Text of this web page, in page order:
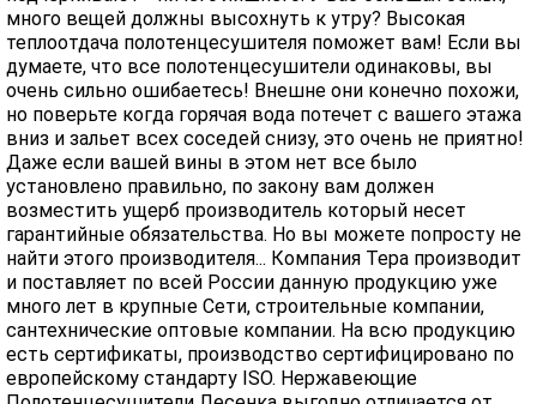
много вещей должны высохнуть к утру? Высокая
теплоотдача полотенцесушителя поможет вам! Если вы
думаете, что все полотенцесушители одинаковы, вы
очень сильно ошибаетесь! Внешне они конечно похожи,
но поверьте когда горячая вода потечет с вашего этажа
вниз и зальет всех соседей снизу, это очень не приятно!
Даже если вашей вины в этом нет все было
установлено правильно, по закону вам должен
возместить ущерб производитель который несет
гарантийные обязательства. Но вы можете попросту не
найти этого производителя... Компания Тера производит
и поставляет по всей России данную продукцию уже
много лет в крупные Сети, строительные компании,
сантехнические оптовые компании. На всю продукцию
есть сертификаты, производство сертифицировано по
европейскому стандарту ISO. Нержавеющие